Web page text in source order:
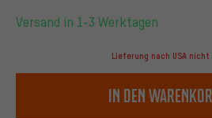
Versand in 1-3 Werktagen
Lieferung nach USA
In den